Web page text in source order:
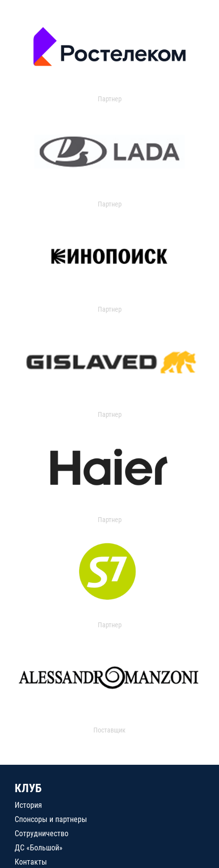
Партнер
Партнер
Партнер
Партнер
Партнер
Партнер
Поставщик
КЛУБ
История
Спонсоры и партнеры
Сотрудничество
ДС «Большой»
Контакты